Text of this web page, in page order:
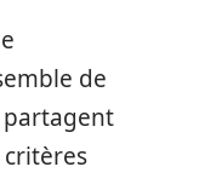
de
partagent